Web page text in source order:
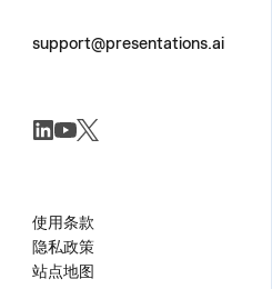
support@presentations.ai
使用条款
隐私政策
站点地图